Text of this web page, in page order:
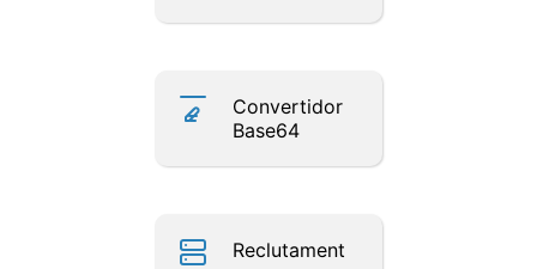
Convertidor
Base64
Reclutament